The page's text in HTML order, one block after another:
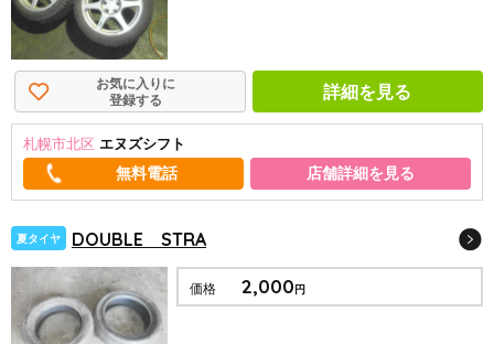
お気に入りに
登録する
詳細を見る
札幌市北区 エヌズシフト
店舗詳細を見る
夏タイヤ DOUBLE STRA
価格 2,000円